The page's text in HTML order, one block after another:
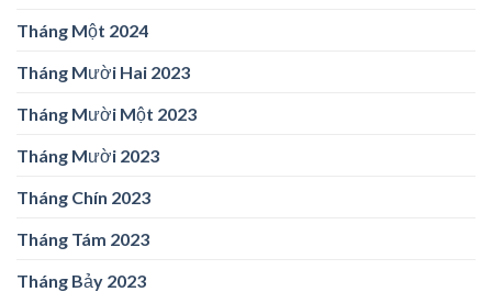
Tháng Một 2024
Tháng Mười Hai 2023
Tháng Mười Một 2023
Tháng Mười 2023
Tháng Chín 2023
Tháng Tám 2023
Tháng Bảy 2023